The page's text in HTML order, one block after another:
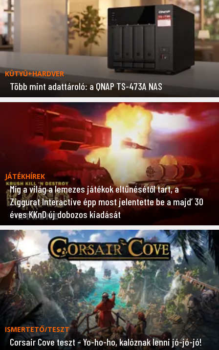
KÜTYÜ+HARDVER
Több mint adattároló: a QNAP TS-473A NAS
JÁTÉKHÍREK
Míg a világ a lemezes játékok eltűnésétől tart, a
Ziggurat Interactive épp most jelentette be a majd’ 30
éves KKnD új dobozos kiadását
ISMERTETŐ/TESZT
Corsair Cove teszt – Yo-ho-ho, kalóznak lenni jó-jó-jó!